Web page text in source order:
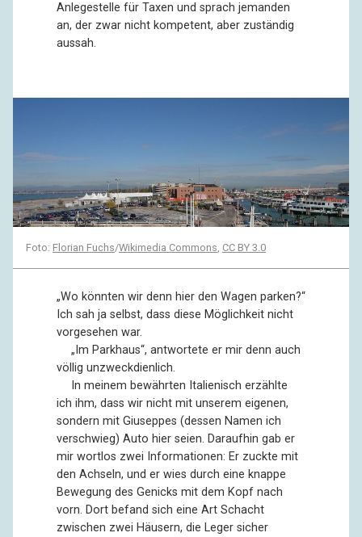
Anlegestelle für Taxen und sprach jemanden
an, der zwar nicht kompetent, aber zuständig
aussah.
Foto: Florian Fuchs/Wikimedia Commons CC BY 3.0
„Wo könnten wir denn hier den Wagen parken?“
Ich sah ja selbst, dass diese Möglichkeit nicht
vorgesehen war.
„Im Parkhaus“, antwortete er mir denn auch
völlig unzweckdienlich.
In meinem bewährten Italienisch erzählte
ich ihm, dass wir nicht mit unserem eigenen,
sondern mit Giuseppes (dessen Namen ich
verschwieg) Auto hier seien. Daraufhin gab er
mir wortlos zwei Informationen: Er zuckte mit
den Achseln, und er wies durch eine knappe
Bewegung des Genicks mit dem Kopf nach
vorn. Dort befand sich eine Art Schacht
zwischen zwei Häusern, die Leger sicher